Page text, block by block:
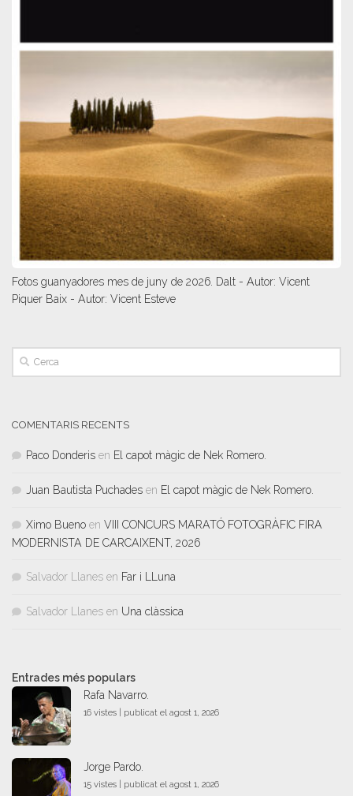
Fotos guanyadores mes de juny de 2026. Dalt - Autor: Vicent
Piquer Baix - Autor: Vicent Esteve
COMENTARIS RECENTS
Paco Donderis en El capot màgic de Nek Romero.
Juan Bautista Puchades en El capot màgic de Nek Romero.
Ximo Bueno en VIII CONCURS MARATÓ FOTOGRÀFIC FIRA
MODERNISTA DE CARCAIXENT, 2026
Salvador Llanes en Far i LLuna
Salvador Llanes en Una clàssica
Entrades més populars
Rafa Navarro.
16 vistes | publicat el agost 1, 2026
Jorge Pardo.
15 vistes | publicat el agost 1, 2026